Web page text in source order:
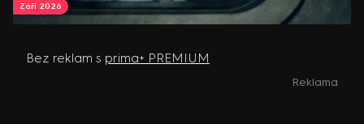
Září 2026
Bez reklam s prima+ PREMIUM
Reklama